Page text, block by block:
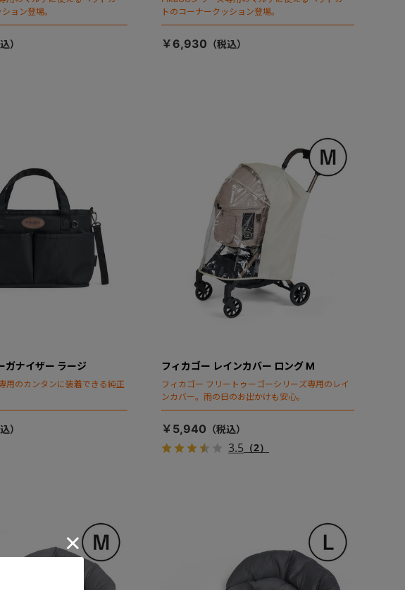
ョン登場。
トのコーナークッション登場。
￥6,930
ガナイザー ラージ
用のカンタンに装着できる純正
フィカゴー レインカバー ロング M
フィカゴー フリートゥーゴーシリーズ専用のレイ
ンカバー。雨の日のお出かけも安心。
￥5,940
3.5 （2）